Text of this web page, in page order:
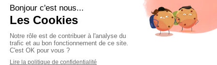
Plan du site
Mentions légales